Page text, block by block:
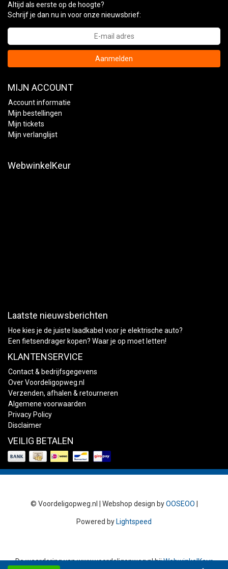
Altijd als eerste op de hoogte?
Schrijf je dan nu in voor onze nieuwsbrief:
Aanmelden
MIJN ACCOUNT
Account informatie
Mijn bestellingen
Mijn tickets
Mijn verlanglijst
WebwinkelKeur
Laatste nieuwsberichten
Hoe kies je de juiste laadkabel voor je elektrische auto?
Een fietsendrager kopen? Waar je op moet letten!
KLANTENSERVICE
Contact & bedrijfsgegevens
Over Voordeligopweg.nl
Verzenden, afhalen & retourneren
Algemene voorwaarden
Privacy Policy
Disclaimer
VEILIG BETALEN
© Voordeligopweg.nl | Webshop design byOOSEOO
Powered by Lightspeed
De waardering vanwww.voordeligopweg.nlbijWebwinkelKeur